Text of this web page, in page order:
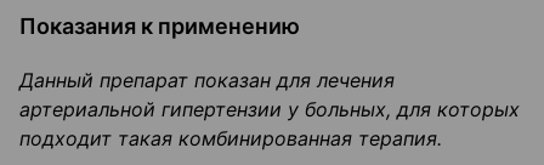
Показания к применению
Данный препарат показан для лечения
артериальной гипертензии у больных, для которых
подходит такая комбинированная терапия.